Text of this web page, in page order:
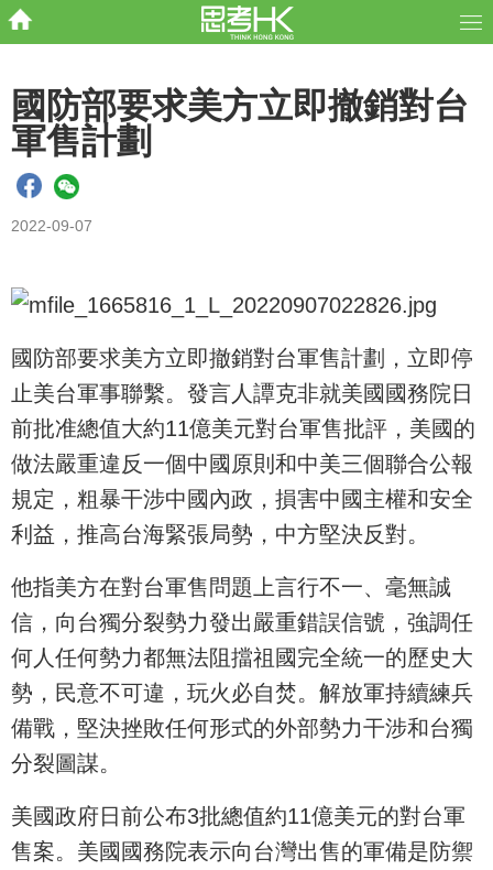
國防部要求美方立即撤銷對台
軍售計劃
2022-09-07
國防部要求美方立即撤銷對台軍售計劃，立即停
止美台軍事聯繫。發言人譚克非就美國國務院日
前批准總值大約11億美元對台軍售批評，美國的
做法嚴重違反一個中國原則和中美三個聯合公報
規定，粗暴干涉中國內政，損害中國主權和安全
利益，推高台海緊張局勢，中方堅決反對。
他指美方在對台軍售問題上言行不一、毫無誠
信，向台獨分裂勢力發出嚴重錯誤信號，強調任
何人任何勢力都無法阻擋祖國完全統一的歷史大
勢，民意不可違，玩火必自焚。解放軍持續練兵
備戰，堅決挫敗任何形式的外部勢力干涉和台獨
分裂圖謀。
美國政府日前公布3批總值約11億美元的對台軍
售案。美國國務院表示向台灣出售的軍備是防禦